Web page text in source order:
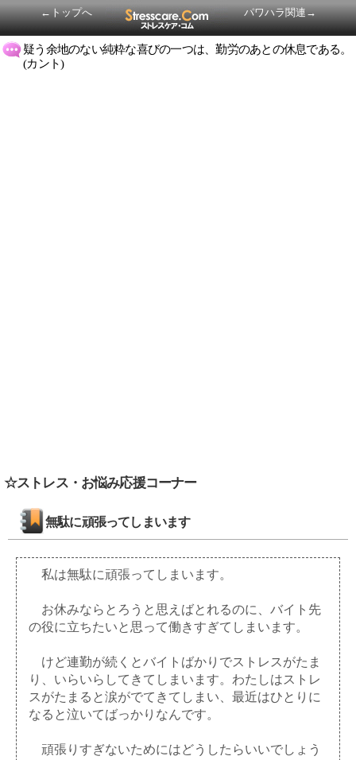
←トップへ パワハラ関連→
疑う余地のない純粋な喜びの一つは、勤労のあとの休息である。
(カント)
☆ストレス・お悩み応援コーナー
無駄に頑張ってしまいます
私は無駄に頑張ってしまいます。
お休みならとろうと思えばとれるのに、バイト先
の役に立ちたいと思って働きすぎてしまいます。
けど連勤が続くとバイトばかりでストレスがたま
り、いらいらしてきてしまいます。わたしはストレ
スがたまると涙がでてきてしまい、最近はひとりに
なると泣いてばっかりなんです。
頑張りすぎないためにはどうしたらいいでしょう